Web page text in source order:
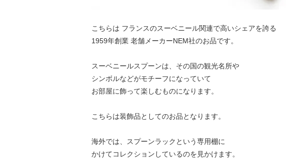
こちらは フランスのスーベニール関連で高いシェアを誇る
1959年創業 老舗メーカーNEM社のお品です。
スーベニールスプーンは、その国の観光名所や
シンボルなどがモチーフになっていて
お部屋に飾って楽しむものになります。
こちらは装飾品としてのお品となります。
海外では、スプーンラックという専用棚に
かけてコレクションしているのを見かけます。